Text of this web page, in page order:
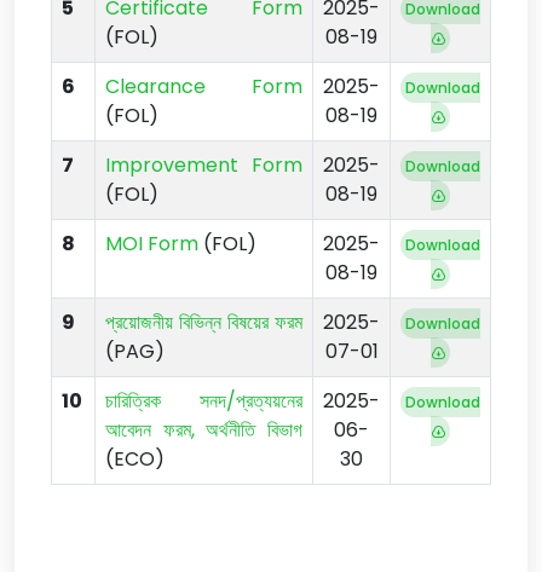
5
Certificate Form
(FOL)
2025-
08-19
Download
6
Clearance Form
(FOL)
2025-
08-19
Download
7
Improvement Form
(FOL)
2025-
08-19
Download
8 MOI Form (FOL)
2025-
08-19
Download
9
প্রয়োজনীয় বিভিন্ন বিষয়ের ফরম
(PAG)
2025-
07-01
Download
10
চারিত্রিক সনদ/প্রত্যয়নের
আবেদন ফরম, অর্থনীতি বিভাগ
(ECO)
2025-
06-
30
Download